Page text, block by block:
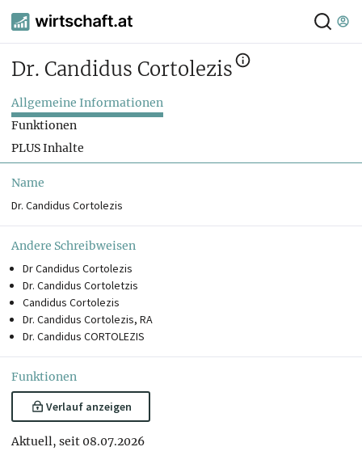
Dr. Candidus Cortolezis
Allgemeine Informationen
Funktionen
PLUS Inhalte
Name
Dr. Candidus Cortolezis
Andere Schreibweisen
Dr Candidus Cortolezis
Dr. Candidus Cortoletzis
Candidus Cortolezis
Dr. Candidus Cortolezis, RA
Dr. Candidus CORTOLEZIS
Funktionen
Verlauf anzeigen
Aktuell, seit 08.07.2026